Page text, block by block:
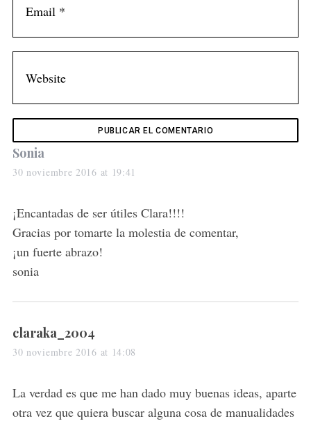
s
a
s
:
Sonia
30 noviembre 2016 at 19:41
¡Encantadas de ser útiles Clara!!!!
Gracias por tomarte la molestia de comentar,
¡un fuerte abrazo!
sonia
s
a
s
:
claraka_2004
30 noviembre 2016 at 14:08
La verdad es que me han dado muy buenas ideas, aparte
otra vez que quiera buscar alguna cosa de manualidades